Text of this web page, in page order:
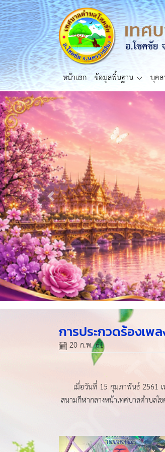
หน้าแรก ข้อมูลพื้นฐาน บุค
Previous
การประกวดร้องเพล
20 ก.พ. 61
เมื่อวันที่ 15 กุมภาพันธ์ 2561 เ
สนามกีฬากลางหน้าเทศบาลตำบล